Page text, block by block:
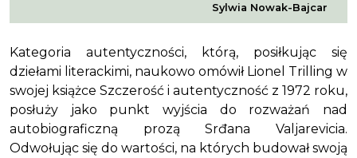
Sylwia Nowak-Bajcar
Kategoria autentyczności, którą, posiłkując się
dziełami literackimi, naukowo omówił Lionel Trilling w
swojej książce Szczerość i autentyczność z 1972 roku,
posłuży jako punkt wyjścia do rozważań nad
autobiograficzną prozą Srđana Valjarevicia.
Odwołując się do wartości, na których budował swoją